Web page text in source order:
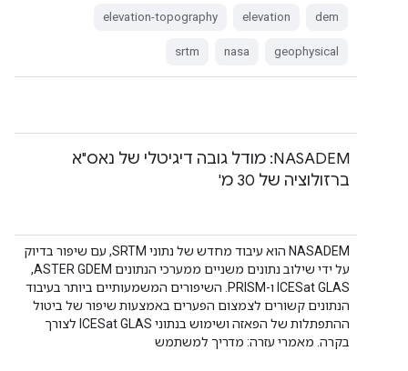
dem
elevation
elevation-topography
geophysical
nasa
srtm
‫NASADEM: מודל גובה דיגיטלי של נאס"א
ברזולוציה של 30 מ'
‫NASADEM הוא עיבוד מחדש של נתוני SRTM, עם שיפור בדיוק
על ידי שילוב נתונים משניים ממערכי הנתונים ASTER GDEM,‏
ICESat GLAS ו-PRISM. השיפורים המשמעותיים ביותר בעיבוד
הנתונים קשורים לצמצום הפערים באמצעות שיפור של ביטול
ההתפתלות של הפאזה ושימוש בנתוני ICESat GLAS לצורך
בקרה. מאמרי עזרה: מדריך למשתמש